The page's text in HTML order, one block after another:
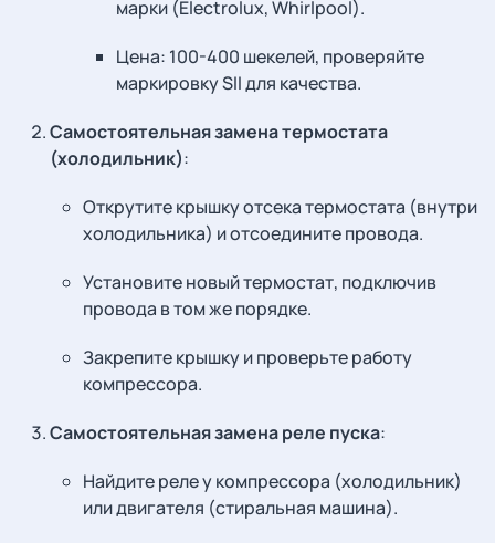
марки (Electrolux, Whirlpool).
Цена: 100-400 шекелей, проверяйте
маркировку SII для качества.
Самостоятельная замена термостата
(холодильник):
Открутите крышку отсека термостата (внутри
холодильника) и отсоедините провода.
Установите новый термостат, подключив
провода в том же порядке.
Закрепите крышку и проверьте работу
компрессора.
Самостоятельная замена реле пуска:
Найдите реле у компрессора (холодильник)
или двигателя (стиральная машина).